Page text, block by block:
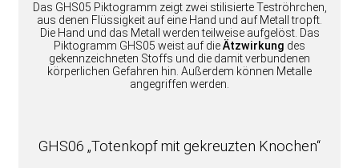
Das GHS05 Piktogramm zeigt zwei stilisierte Teströhrchen,
aus denen Flüssigkeit auf eine Hand und auf Metall tropft.
Die Hand und das Metall werden teilweise aufgelöst. Das
Piktogramm GHS05 weist auf dieÄtzwirkung des
gekennzeichneten Stoffs und die damit verbundenen
körperlichen Gefahren hin. Außerdem können Metalle
angegriffen werden.
GHS06 „Totenkopf mit gekreuzten Knochen“